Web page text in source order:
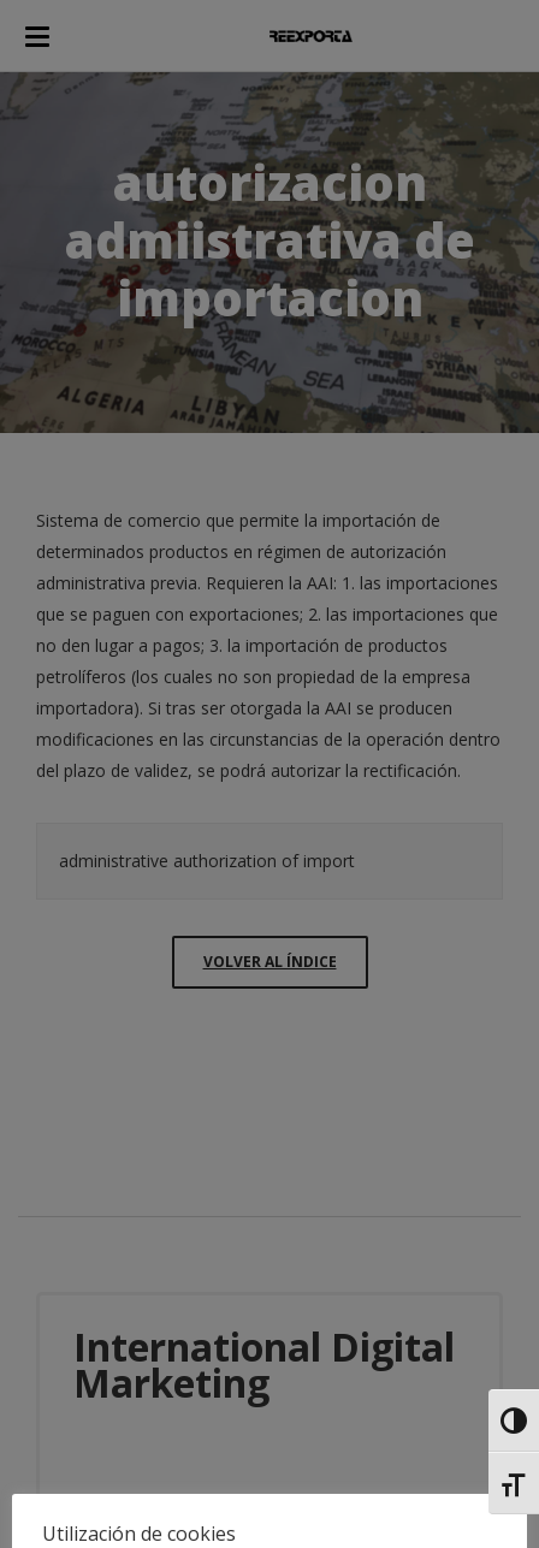
autorizacion
admiistrativa de
importacion
Sistema de comercio que permite la importación de
determinados productos en régimen de autorización
administrativa previa. Requieren la AAI: 1. las importaciones
que se paguen con exportaciones; 2. las importaciones que
no den lugar a pagos; 3. la importación de productos
petrolíferos (los cuales no son propiedad de la empresa
importadora). Si tras ser otorgada la AAI se producen
modificaciones en las circunstancias de la operación dentro
del plazo de validez, se podrá autorizar la rectificación.
administrative authorization of import
VOLVER AL ÍNDICE
International Digital
Marketing
Utilización de cookies